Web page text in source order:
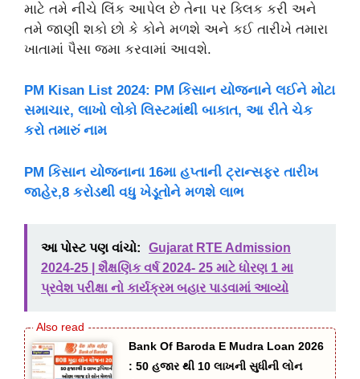
માટે તમે નીચે લિંક આપેલ છે તેના પર ક્લિક કરી અને
તમે જાણી શકો છો કે કોને મળશે અને કઈ તારીખે તમારા
ખાતામાં પૈસા જમા કરવામાં આવશે.
PM Kisan List 2024: PM કિસાન યોજનાને લઈને મોટા
સમાચાર, લાખો લોકો લિસ્ટમાંથી બાકાત, આ રીતે ચેક
કરો તમારું નામ
PM કિસાન યોજનાના 16મા હપ્તાની ટ્રાન્સફર તારીખ
જાહેર,8 કરોડથી વધુ ખેડૂતોને મળશે લાભ
આ પોસ્ટ પણ વાંચો:
Gujarat RTE Admission
2024-25 | શૈક્ષણિક વર્ષ 2024- 25 માટે ધોરણ 1 મા
પ્રવેશ પરીક્ષા નો કાર્યક્રમ બહાર પાડવામાં આવ્યો
Bank Of Baroda E Mudra Loan 2026
: 50 હજાર થી 10 લાખની સુધીની લોન